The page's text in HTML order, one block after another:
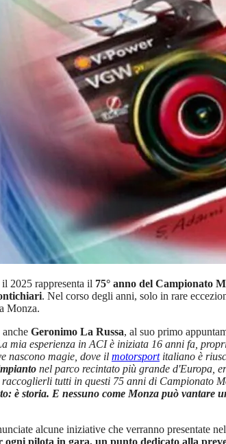
2025 rappresenta il 75° anno del Campionato
. Nel corso degli anni, solo in rare
Monza.
Geronimo La Russa, al suo primo
mia esperienza in ACI è iniziata 16 anni fa,
nascono magie, dove il motorsportitaliano è
nel parco recintato più grande d'Europa,
tutti in questi 75 anni di Campionato
è storia. E nessuno come Monza può vantare
alcune iniziative che verranno presentate
pilota in gara, un punto dedicato alla